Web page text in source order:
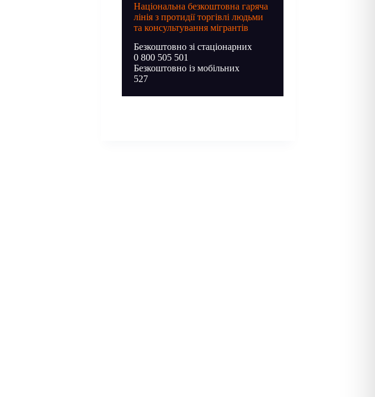
Національна безкоштовна гаряча
лінія з протидії торгівлі людьми
та консультування мігрантів
Безкоштовно зі стаціонарних
0 800 505 501
Безкоштовно із мобільних
527